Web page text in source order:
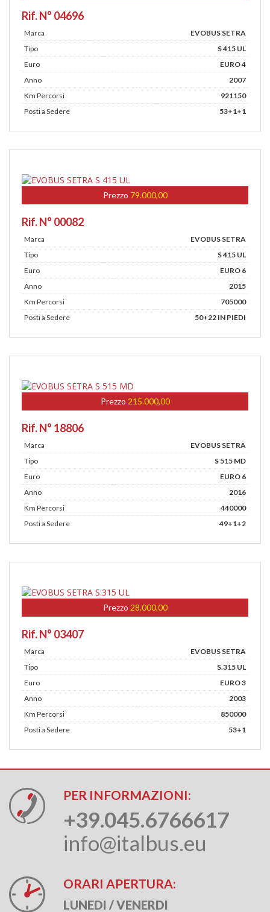
Rif. N° 04696
Marca
EVOBUS SETRA
Tipo
S 415 UL
Euro
EURO 4
Anno
2007
Km Percorsi
921150
Posti a Sedere
53+1+1
Prezzo 79.000,00
Rif. N° 00082
Marca
EVOBUS SETRA
Tipo
S 415 UL
Euro
EURO 6
Anno
2015
Km Percorsi
705000
Posti a Sedere
50+22 IN PIEDI
Prezzo 215.000,00
Rif. N° 18806
Marca
EVOBUS SETRA
Tipo
S 515 MD
Euro
EURO 6
Anno
2016
Km Percorsi
440000
Posti a Sedere
49+1+2
Prezzo 28.000,00
Rif. N° 03407
Marca
EVOBUS SETRA
Tipo
S.315 UL
Euro
EURO 3
Anno
2003
Km Percorsi
850000
Posti a Sedere
53+1
PER INFORMAZIONI:
+39.045.6766617
info@italbus.eu
ORARI APERTURA:
LUNEDI / VENERDI